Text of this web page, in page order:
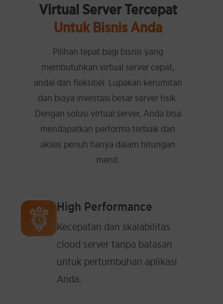
Virtual Server Tercepat
Untuk Bisnis Anda
Pilihan tepat bagi bisnis yang
membutuhkan virtual server cepat,
andal dan fleksibel. Lupakan kerumitan
dan biaya investasi besar server fisik.
Dengan solusi virtual server, Anda bisa
mendapatkan performa terbaik dan
akses penuh hanya dalam hitungan
menit.
High Performance
Kecepatan dan skalabilitas
cloud server tanpa batasan
untuk pertumbuhan aplikasi
Anda.